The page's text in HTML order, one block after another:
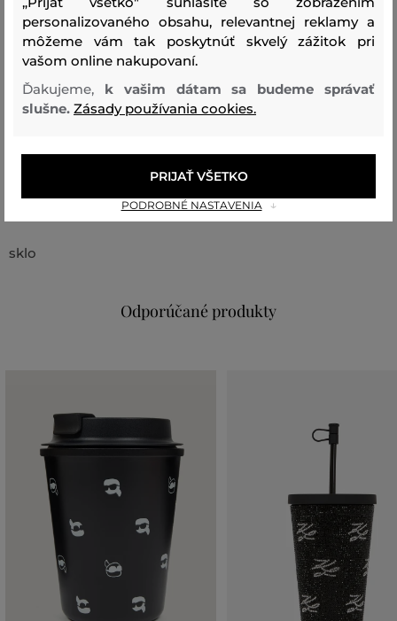
O značke KNINDUSTRIE: Štýlové kuchynské doplnky do
kuchyne a jedálne. Dizajnovo a technicky vyspelé
výrobky na nadčasové varenie a štýlovú prezentáciu.
sklo
Odporúčané produkty
personalizovaného obsahu, relevantnej reklamy a
môžeme vám tak poskytnúť skvelý zážitok pri
vašom online nakupovaní.
Ďakujeme, k vašim dátam sa budeme správať
slušne. Zásady používania cookies.
PODROBNÉ NASTAVENIA
PRIJAŤ VŠETKO